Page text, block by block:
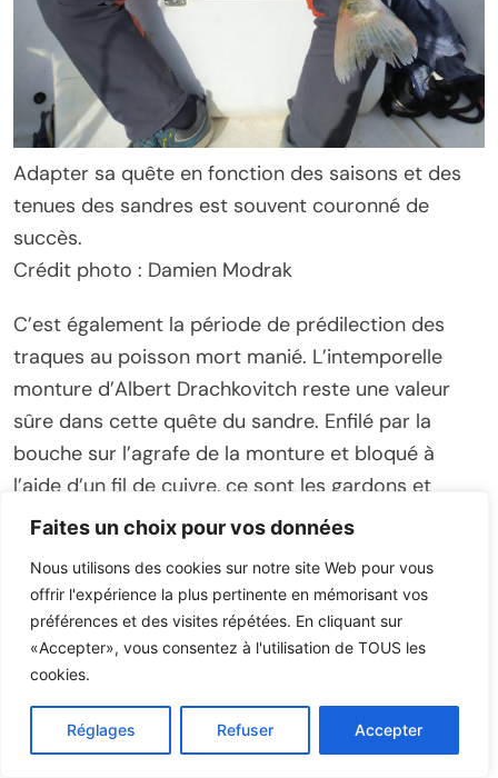
Faites un choix pour vos données
Nous utilisons des cookies sur notre site Web pour vous
offrir l'expérience la plus pertinente en mémorisant vos
préférences et des visites répétées. En cliquant sur
«Accepter», vous consentez à l'utilisation de TOUS les
cookies.
Réglages Refuser Accepter
Adapter sa quête en fonction des saisons et des
tenues des sandres est souvent couronné de
succès.
Crédit photo : Damien Modrak
C’est également la période de prédilection des
traques au poisson mort manié. L’intemporelle
monture d’Albert Drachkovitch reste une valeur
sûre dans cette quête du sandre. Enfilé par la
bouche sur l’agrafe de la monture et bloqué à
l’aide d’un fil de cuivre, ce sont les gardons et
surtout les ablettes de 10 à 15 cm qui déclenchent
ont toujours eu un léger avantage pour séduire les
percidés grâce à leur brillance. Il ne faut donc pas
hésiter à changer régulièrement le poisson mort
lorsque ce dernier se dégrade au travers des
lancers répétés. N’hésitez pas à augmenter
légèrement la taille du bas de ligne avec cette